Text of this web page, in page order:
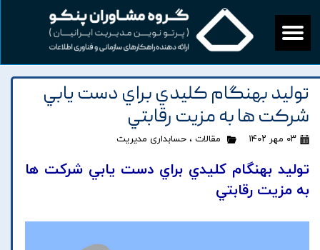
توليد بهنگام کليدي براي دست يابي
شرکت ها به مزيت رقابتي
۰۳ مهر ۱۴۰۲ مقالات ، حسابداری مدیریت
توليد بهنگام کليدي براي دست يابي شرکت ها
به مزيت رقابتي